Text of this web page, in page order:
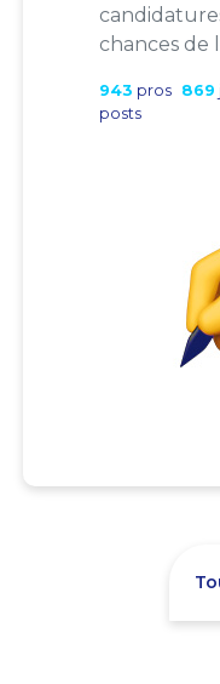
chances de
943 pros 869
posts